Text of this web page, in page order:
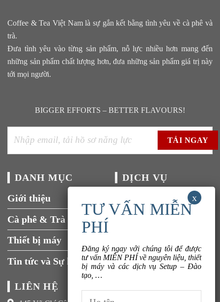
Coffee & Tea Việt Nam là sự gắn kết bằng tình yêu về cà phê và
trà.
Đưa tình yêu vào từng sản phẩm, nỗ lực nhiều hơn mang đến
những sản phẩm chất lượng hơn, đưa những sản phẩm giá trị này
tới mọi người.
BIGGER EFFORTS – BETTER FLAVOURS!
DANH MỤC
Giới thiệu
Cà phê & Trà
Thiết bị máy
Tin tức và Sự kiện
DỊCH VỤ
Tuyển dụng
LIÊN HỆ
Đăng ký ngay với chúng tôi để được
tư vấn MIỄN PHÍ về nguyên liệu, thiết
bị máy và các dịch vụ Setup – Đào
tạo, …